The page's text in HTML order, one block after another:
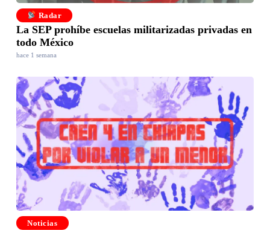
Radar
La SEP prohíbe escuelas militarizadas privadas en
todo México
hace 1 semana
Noticias